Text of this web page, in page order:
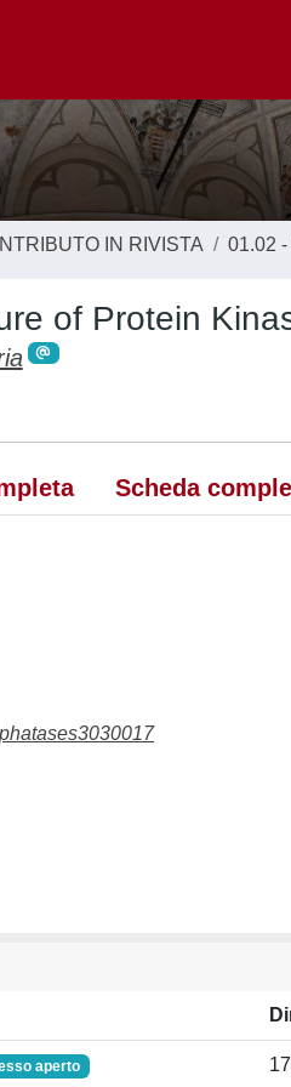
IN RIVISTA 01.02
of Protein
Scheda
aperto